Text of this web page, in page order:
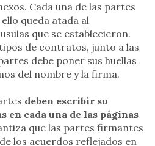
Cada una de las partes
queda atada al
que se establecieron.
de contratos, junto a las
debe poner sus huellas
del nombre y la firma.
deben escribir su
en cada una de las páginas
que las partes firmantes
los acuerdos reflejados en